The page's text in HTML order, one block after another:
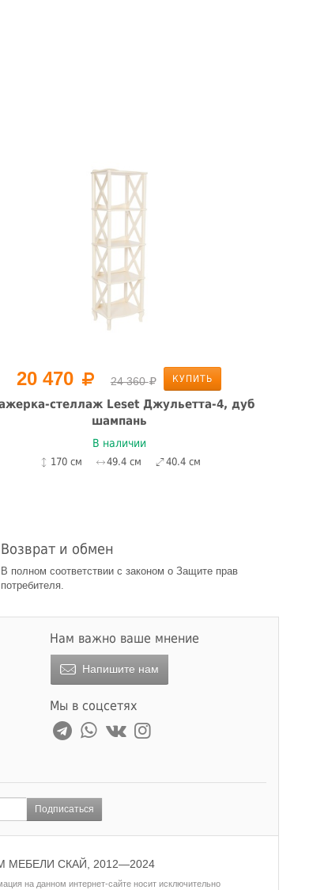
20 470 24 360 КУПИТЬ
стеллаж Leset Джульетта-4, дуб
шампань
В наличии
170 см 49.4 см 40.4 см
Возврат и обмен
В полном соответствии с законом о Защите прав
потребителя.
Нам важно ваше мнение
Напишите нам
Мы в соцсетях
Подписаться
МЕБЕЛИ СКАЙ, 2012—2024
на данном интернет-сайте носит исключительно